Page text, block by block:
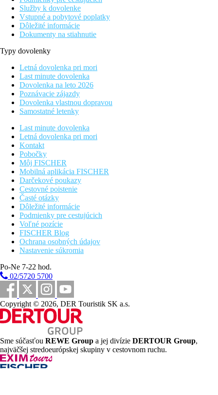
Služby k dovolenke
Vstupné a pobytové poplatky
Dôležité informácie
Dokumenty na stiahnutie
Typy dovolenky
Letná dovolenka pri mori
Last minute dovolenka
Dovolenka na leto 2026
Poznávacie zájazdy
Dovolenka vlastnou dopravou
Samostatné letenky
Last minute dovolenka
Letná dovolenka pri mori
Kontakt
Pobočky
Môj FISCHER
Mobilná aplikácia FISCHER
Darčekové poukazy
Cestovné poistenie
Časté otázky
Dôležité informácie
Podmienky pre cestujúcich
Voľné pozície
FISCHER Blog
Ochrana osobných údajov
Nastavenie súkromia
Po-Ne 7-22 hod.
02/5720 5700
Copyright © 2026, DER Touristik SK a.s.
Sme súčasťou REWE Group a jej divízie DERTOUR Group,
najväčšej stredoeurópskej skupiny v cestovnom ruchu.